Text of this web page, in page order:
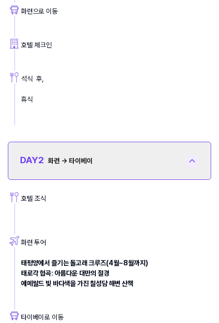
화련으로 이동
호텔 체크인
석식  후,
휴식
DAY2 화련 → 타이베이
호텔 조식
화련 투어
태평양에서 즐기는 돌고래 크루즈(4월~8월까지)
태로각 협곡: 아름다운 대만의 절경
에메랄드 빛 바다색을 가진 칠성담 해변 산책
타이베이로 이동